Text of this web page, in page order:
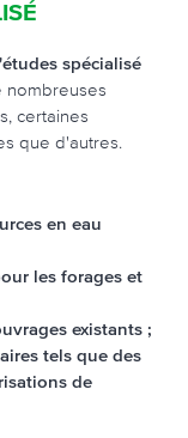
spécialisé
nombreuses
certaines
que d'autres.
en eau
les forages et
existants ;
tels que des
de